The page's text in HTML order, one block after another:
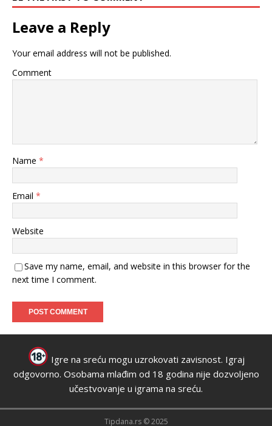
Leave a Reply
Your email address will not be published.
Comment
Name *
Email *
Website
Save my name, email, and website in this browser for the
next time I comment.
Igre na sreću mogu uzrokovati zavisnost. Igraj
odgovorno. Osobama mlađim od 18 godina nije dozvoljeno
učestvovanje u igrama na sreću.
Tipdana.rs © 2025